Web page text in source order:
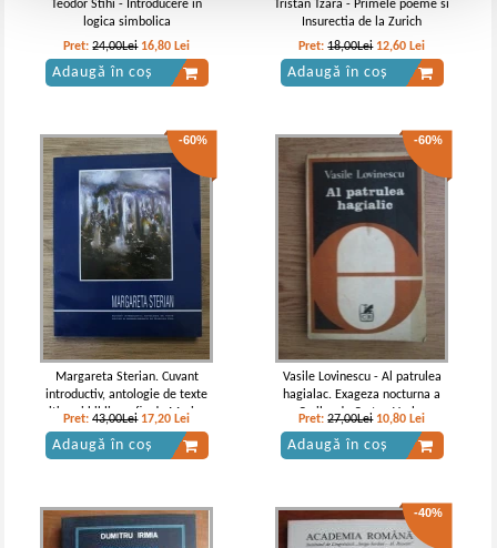
Teodor Stihi - Introducere in
logica simbolica
Pret:24,00Lei 16,80 Lei
Adaugă în coș
Tristan Tzara - Primele poeme si
Insurectia de la Zurich
Pret:18,00Lei 12,60 Lei
Adaugă în coș
-60%
Margareta Sterian. Cuvant
introductiv, antologie de texte
critice si bibliografie de Mariana
Vida
Pret:43,00Lei 17,20 Lei
Adaugă în coș
-60%
Vasile Lovinescu - Al patrulea
hagialac. Exageza nocturna a
Crailor de Curtea Veche
Pret:27,00Lei 10,80 Lei
Adaugă în coș
-40%